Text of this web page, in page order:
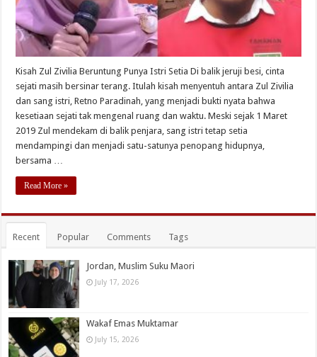
Kisah Zul Zivilia Beruntung Punya Istri Setia Di balik jeruji besi, cinta
sejati masih bersinar terang. Itulah kisah menyentuh antara Zul Zivilia
dan sang istri, Retno Paradinah, yang menjadi bukti nyata bahwa
kesetiaan sejati tak mengenal ruang dan waktu. Meski sejak 1 Maret
2019 Zul mendekam di balik penjara, sang istri tetap setia
mendampingi dan menjadi satu-satunya penopang hidupnya,
bersama …
Read More »
Recent Popular Comments Tags
Jordan, Muslim Suku Maori
July 17, 2026
Wakaf Emas Muktamar
July 15, 2026